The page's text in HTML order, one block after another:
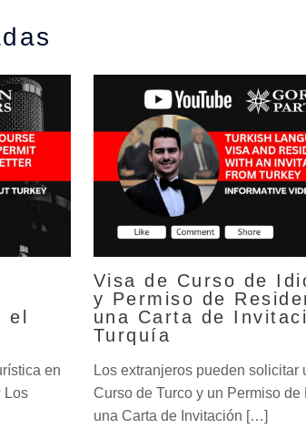
en
Los
Visa de Curso de
y Permiso de
una Carta de
Turquía
Los extranjeros pueden solicitar
Curso de Turco y un Permiso
una Carta de Invitación […]